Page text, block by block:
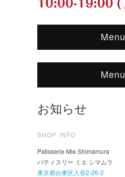
Menu
Menu
お知らせ
SHOP INFO
Patisserie Mie Shimamura
パティスリー ミエ シマムラ
東京都台東区入谷2-26-2